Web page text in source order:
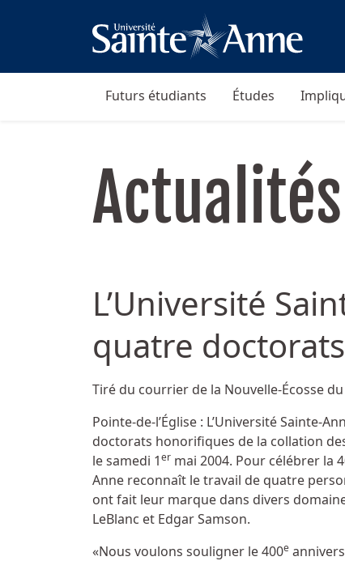
Futurs étudiants Études
Actualités
L’Université
quatre
Détails
Tiré du courrier de la Nouvelle-Écosse
Pointe-de-l’Église : L’Université Sainte-
doctorats honorifiques de la collation
le samedi 1er mai 2004. Pour célébrer la
Anne reconnaît le travail de quatre
ont fait leur marque dans divers
LeBlanc et Edgar Samson.
«Nous voulons souligner le 400e